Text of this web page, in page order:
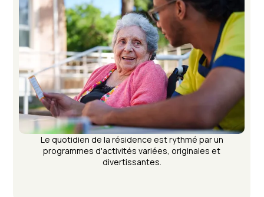
Le quotidien de la résidence est rythmé par un
programmes d'activités variées, originales et
divertissantes.